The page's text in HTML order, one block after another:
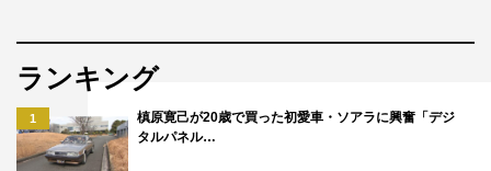
ランキング
1
槙原寛己が20歳で買った初愛車・ソアラに興奮「デジ
タルパネル…